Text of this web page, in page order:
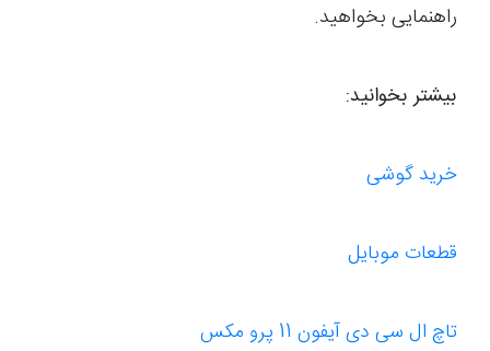
راهنمایی بخواهید.
بیشتر بخوانید:
خرید گوشی
قطعات موبایل
تاچ ال سی دی آیفون 11 پرو مکس